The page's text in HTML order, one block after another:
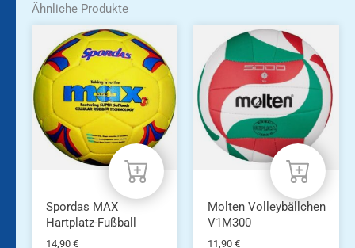
Ähnliche Produkte
Spordas MAX
Hartplatz-Fußball
14,90 €
Molten Volleybällchen
V1M300
11,90 €